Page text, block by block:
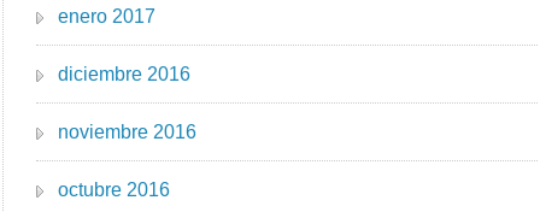
enero 2017
diciembre 2016
noviembre 2016
octubre 2016